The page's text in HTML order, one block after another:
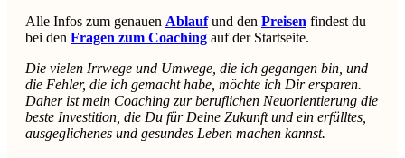
Alle Infos zum genauen Ablaufund den Preisen findest du
bei den Fragen zum Coaching auf der Startseite.
Die vielen Irrwege und Umwege, die ich gegangen bin, und
die Fehler, die ich gemacht habe, möchte ich Dir ersparen.
Daher ist mein Coaching zur beruflichen Neuorientierung die
beste Investition, die Du für Deine Zukunft und ein erfülltes,
ausgeglichenes und gesundes Leben machen kannst.